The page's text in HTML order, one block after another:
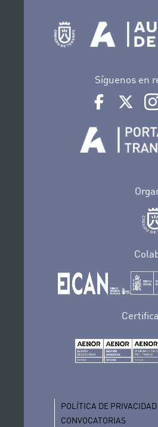
Síguenos en
Ir a perfil de
Ir a
POLÍTICA DE PRIVACIDAD
CONVOCATORIAS